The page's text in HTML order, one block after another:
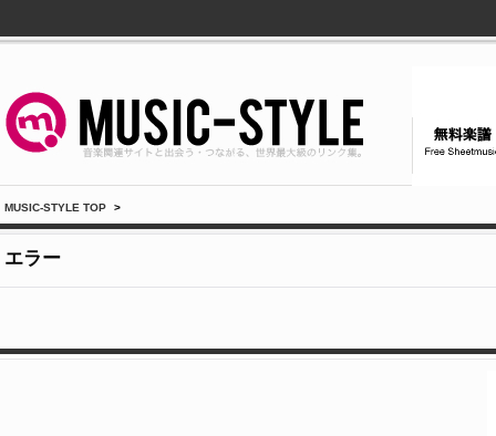
MUSIC-STYLE TOP >
エラー